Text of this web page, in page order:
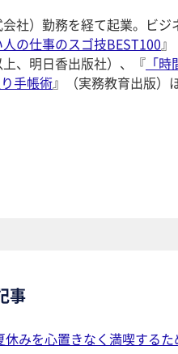
社）勤務を経て起業。ビジ
の仕事のスゴ技BEST100』
、明日香出版社）、『 「
手帳術』（実務教育出版）
事
みを心置きなく満喫する